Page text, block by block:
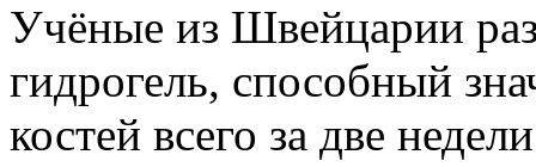
Учёные из Швейцарии
гидрогель, способный
костей всего за две